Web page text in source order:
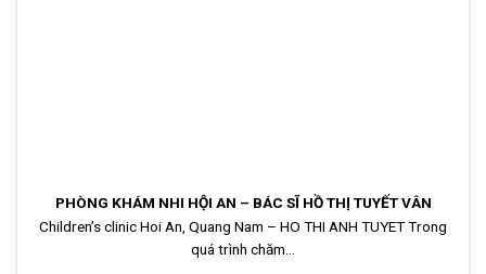
PHÒNG KHÁM NHI HỘI AN – BÁC SĨ HỒ THỊ TUYẾT VÂN
Children’s clinic Hoi An, Quang Nam – HO THI ANH TUYET Trong
quá trình chăm...